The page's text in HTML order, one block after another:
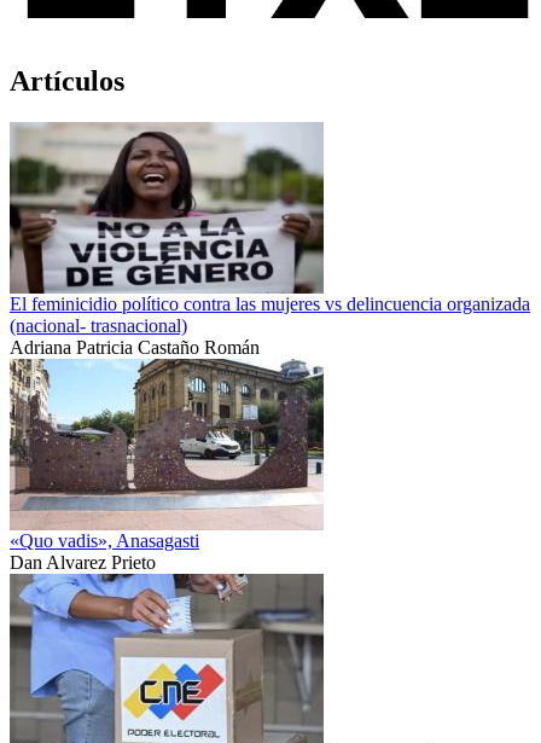
Artículos
El feminicidio político contra las mujeres vs delincuencia organizada
(nacional- trasnacional)
Adriana Patricia Castaño Román
«Quo vadis», Anasagasti
Dan Alvarez Prieto